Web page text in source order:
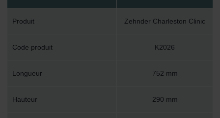
Produit Zehnder Charleston Clinic
Code produit K2026
Longueur 752 mm
Hauteur 290 mm